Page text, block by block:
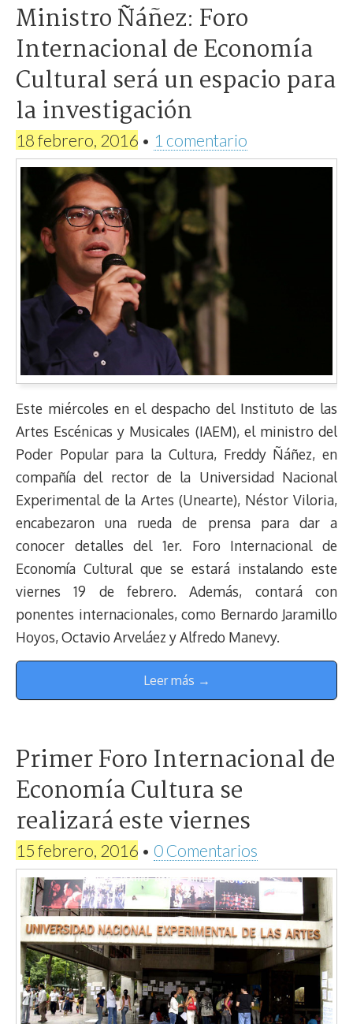
Ministro Ñáñez: Foro
Internacional de Economía
Cultural será un espacio para
la investigación
18 febrero, 2016 • 1 comentario
Este miércoles en el despacho del Instituto de las
Artes Escénicas y Musicales (IAEM), el ministro del
Poder Popular para la Cultura, Freddy Ñáñez, en
compañía del rector de la Universidad Nacional
Experimental de la Artes (Unearte), Néstor Viloria,
encabezaron una rueda de prensa para dar a
conocer detalles del 1er. Foro Internacional de
Economía Cultural que se estará instalando este
viernes 19 de febrero. Además, contará con
ponentes internacionales, como Bernardo Jaramillo
Hoyos, Octavio Arveláez y Alfredo Manevy.
Leer más →
Primer Foro Internacional de
Economía Cultura se
realizará este viernes
15 febrero, 2016 • 0 Comentarios